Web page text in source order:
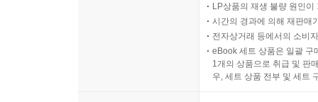
LP상품의 재생 불량 원인
시간의 경과에 의해 재판매
전자상거래 등에서의 소비
eBook 세트 상품은 일괄 구
1개의 상품으로 취급 및 판
우, 세트 상품 전부 및 세트